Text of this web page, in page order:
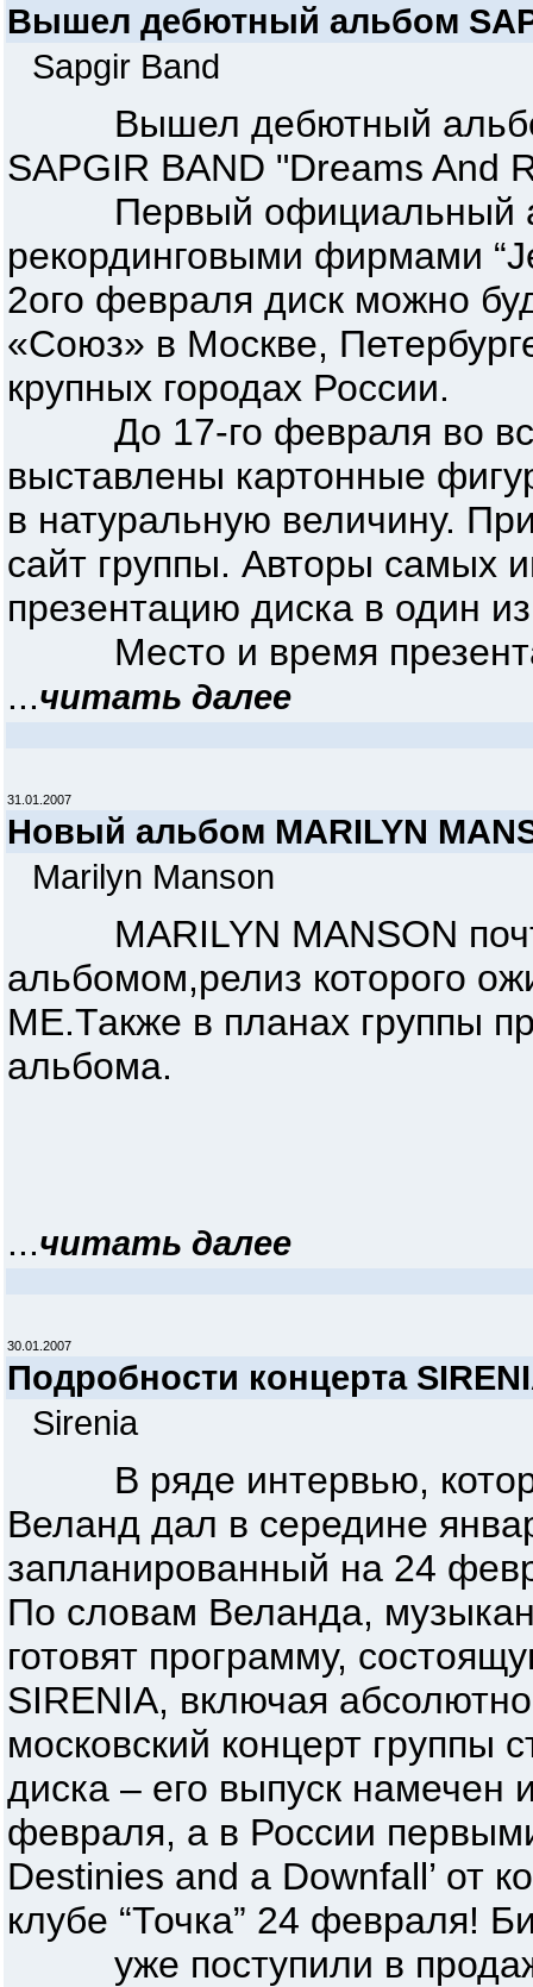
Вышел дебютный альбом
Sapgir Band
Вышел дебютный альбом
SAPGIR BAND "Dreams And
Первый официальный
рекординговыми фирмами
2ого февраля диск можно
«Союз» в Москве,
крупных городах России.
До 17-го февраля во
выставлены картонные
в натуральную величину.
сайт группы. Авторы самых
презентацию диска в один
Место и время
...читать далее
31.01.2007
Новый альбом MARILYN
Marilyn Manson
MARILYN MANSON
альбомом,релиз которого
ME.Также в планах группы
альбома.
...читать далее
30.01.2007
Подробности концерта
Sirenia
В ряде интервью,
Веланд дал в середине
запланированный на 24
По словам Веланда,
готовят программу,
SIRENIA, включая
московский концерт группы
диска – его выпуск
февраля, а в России
Destinies and a Downfall’ от
клубе “Точка” 24 февраля!
уже поступили в